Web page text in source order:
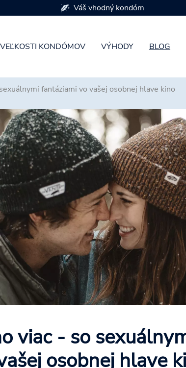
VEĽKOSTI KONDÓMOV VÝHODY BLOG
K dispozícii je 7 veľkostí kondómov
fantáziami vo vašej osobnej hlave kino
viac - so
osobnej hlave